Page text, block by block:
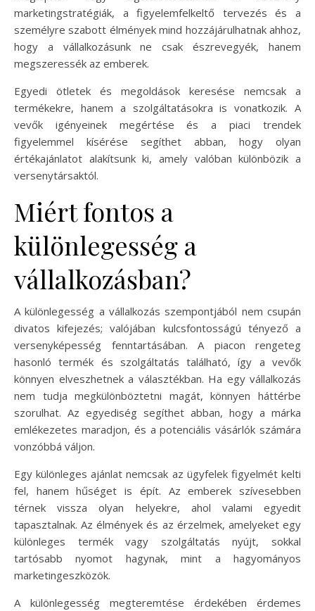
marketingstratégiák, a figyelemfelkeltő tervezés és a
személyre szabott élmények mind hozzájárulhatnak ahhoz,
hogy a vállalkozásunk ne csak észrevegyék, hanem
megszeressék az emberek.
Egyedi ötletek és megoldások keresése nemcsak a
termékekre, hanem a szolgáltatásokra is vonatkozik. A
vevők igényeinek megértése és a piaci trendek
figyelemmel kísérése segíthet abban, hogy olyan
értékajánlatot alakítsunk ki, amely valóban különbözik a
versenytársaktól.
Miért fontos a
különlegesség a
vállalkozásban?
A különlegesség a vállalkozás szempontjából nem csupán
divatos kifejezés; valójában kulcsfontosságú tényező a
versenyképesség fenntartásában. A piacon rengeteg
hasonló termék és szolgáltatás található, így a vevők
könnyen elveszhetnek a választékban. Ha egy vállalkozás
nem tudja megkülönböztetni magát, könnyen háttérbe
szorulhat. Az egyediség segíthet abban, hogy a márka
emlékezetes maradjon, és a potenciális vásárlók számára
vonzóbbá váljon.
Egy különleges ajánlat nemcsak az ügyfelek figyelmét kelti
fel, hanem hűséget is épít. Az emberek szívesebben
térnek vissza olyan helyekre, ahol valami egyedit
tapasztalnak. Az élmények és az érzelmek, amelyeket egy
különleges termék vagy szolgáltatás nyújt, sokkal
tartósabb nyomot hagynak, mint a hagyományos
marketingeszközök.
A különlegesség megteremtése érdekében érdemes